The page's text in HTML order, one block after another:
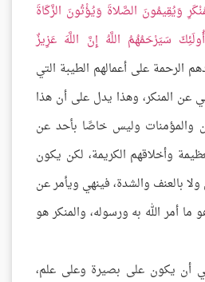
وَيُقِيمُونَ الصَّلاةَ وَيُؤْتُونَ الزَّكَاةَ
سَيَرْحَمُهُمُ اللَّهُ إِنَّ اللَّهَ عَزِيزٌ
فوعدهم الرحمة على أعمالهم الطيبة التي
عن المنكر، وهذا يدل على أن هذا
والمؤمنات وليس خاصًا بأحد عن
وأخلاقهم الكريمة، لكن يكون
ولا بالعنف والشدة، فينهي ويأمر عن
أمر الله به ورسوله، والمنكر هو
أن يكون على بصيرة وعلى علم،